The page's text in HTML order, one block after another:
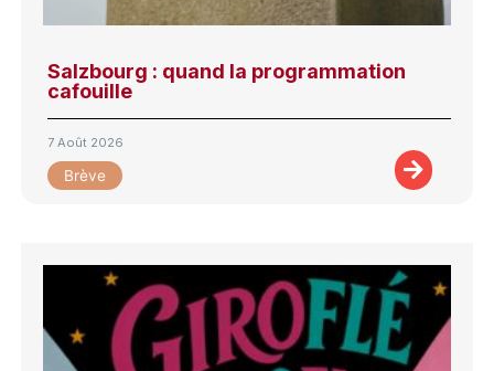
Salzbourg : quand la programmation
cafouille
7 Août 2026
Brève